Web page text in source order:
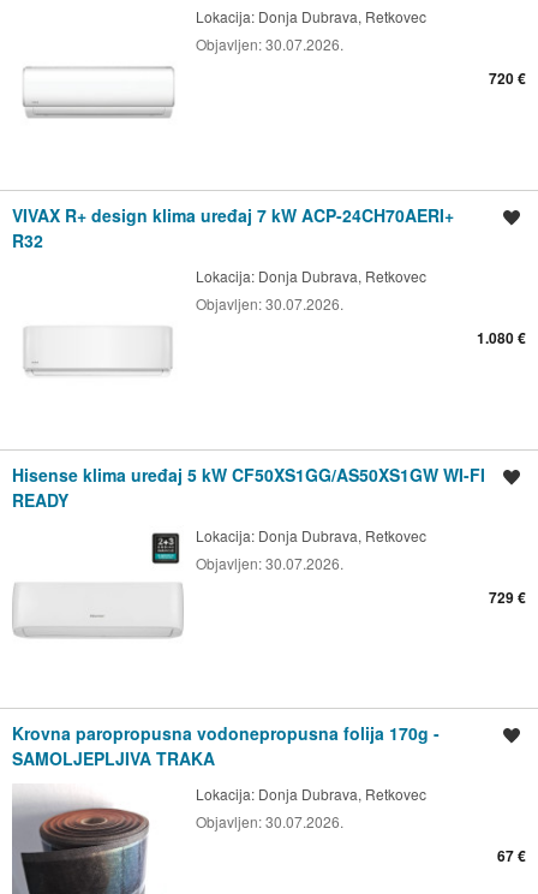
Lokacija: Donja Dubrava, Retkovec
Objavljen:30.07.2026.
720 €
VIVAX R+ design klima uređaj 7 kW ACP-24CH70AERI+
R32
Lokacija: Donja Dubrava, Retkovec
Objavljen:30.07.2026.
1.080 €
Hisense klima uređaj 5 kW CF50XS1GG/AS50XS1GW WI-FI
READY
Lokacija: Donja Dubrava, Retkovec
Objavljen:30.07.2026.
729 €
Krovna paropropusna vodonepropusna folija 170g -
SAMOLJEPLJIVA TRAKA
Lokacija: Donja Dubrava, Retkovec
Objavljen:30.07.2026.
67 €